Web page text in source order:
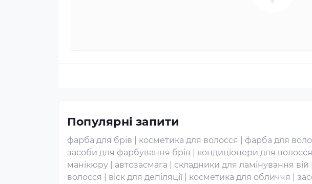
Популярні запити
фарба для брів косметика для волосся фарба для
засоби для фарбування брів
кондиціонери для волосся
манікюру
автозасмага складники для ламінування вій
волосся
віск для депіляції косметика для обличчя